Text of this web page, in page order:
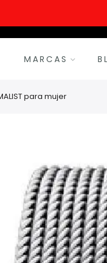
MARCAS
para mujer